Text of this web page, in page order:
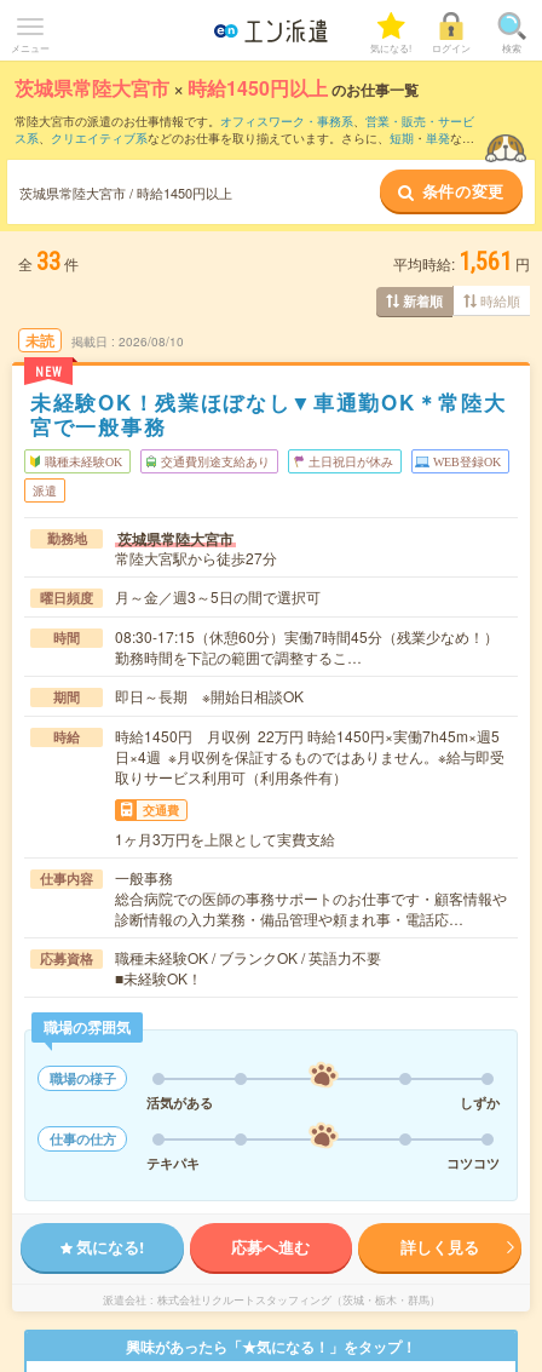
メニュー 気になる! ログイン 検索
茨城県常陸大宮市 × 時給1450円以上のお仕事一覧
常陸大宮市の派遣のお仕事情報です。 オフィスワーク・事務系、 営業・販売・サービ
ス系、 クリエイティブ系などのお仕事を取り揃えています。さらに、 短期 ・ 単発など
茨城県常陸大宮市 / 時給1450円以上 条件の変更
全 33件 平均時給: 1,561 円
新着順 時給順
未読
NEW
掲載日 2026/08/10
未経験OK！残業ほぼなし▼車通勤OK＊常陸大
宮で一般事務
職種未経験OK 交通費別途支給あり 土日祝日が休み WEB登録OK
派遣
勤務地 茨城県常陸大宮市
常陸大宮駅から徒歩27分
曜日頻度 月～金／週3～5日の間で選択可
時間
08:30-17:15（休憩60分）実働7時間45分（残業少なめ！）
勤務時間を下記の範囲で調整するこ…
期間 即日～長期 ※開始日相談OK
時給
時給1450円 月収例 22万円 時給1450円×実働7h45m×週5
日×4週 ※月収例を保証するものではありません。※給与即受
取りサービス利用可（利用条件有）
交通費
1ヶ月3万円を上限として実費支給
仕事内容
一般事務
総合病院での医師の事務サポートのお仕事です・顧客情報や
診断情報の入力業務・備品管理や頼まれ事・電話応…
応募資格
職種未経験OK / ブランクOK / 英語力不要
■未経験OK！
職場の雰囲気
職場の様子
活気がある
しずか
仕事の仕方
テキパキ
コツコツ
気になる! 応募へ進む 詳しく見る
派遣会社 株式会社リクルートスタッフィング（茨城・栃木・群馬）
興味があったら「★気になる！」をタップ！